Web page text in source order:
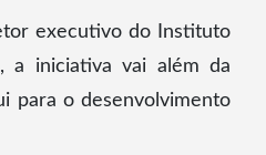
executivo do Instituto
a iniciativa vai além da
para o desenvolvimento